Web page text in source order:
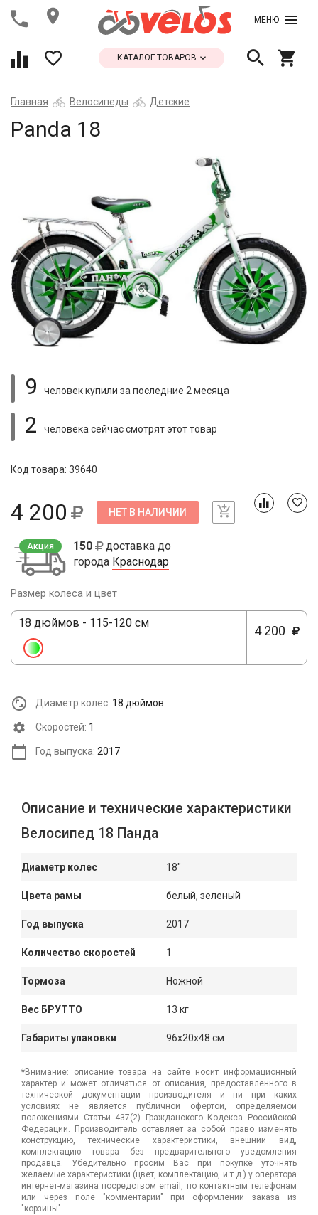
МЕНЮ
КАТАЛОГ ТОВАРОВ
Главная Велосипеды Детские
Panda 18
9 человек купили за последние 2 месяца
2 человека сейчас смотрятэтот товар
Код товара: 39640
4 200 НЕТ В НАЛИЧИИ
Акция 150
доставка до
города Краснодар
Размер колеса и цвет
18 дюймов - 115-120 см
4 200
Диаметр колес: 18 дюймов
Cкоростей: 1
Год выпуска: 2017
Описание и технические характеристики
Велосипед 18 Панда
Диаметр колес 18"
Цвета рамы белый, зеленый
Год выпуска 2017
Количество скоростей 1
Тормоза Ножной
Вес БРУТТО 13 кг
Габариты упаковки 96x20x48 см
*Внимание: описание товара на сайте носит информационный
характер и может отличаться от описания, предоставленного в
технической документации производителя и ни при каких
условиях не является публичной офертой, определяемой
положениями Статьи 437(2) Гражданского Кодекса Российской
Федерации. Производитель оставляет за собой право изменять
конструкцию, технические характеристики, внешний вид,
комплектацию товара без предварительного уведомления
продавца. Убедительно просим Вас при покупке уточнять
желаемые характеристики (цвет, комплектацию, и т.д.) у оператора
интернет-магазина посредством email, по контактным телефонам
или через поле "комментарий" при оформлении заказа из
"корзины".